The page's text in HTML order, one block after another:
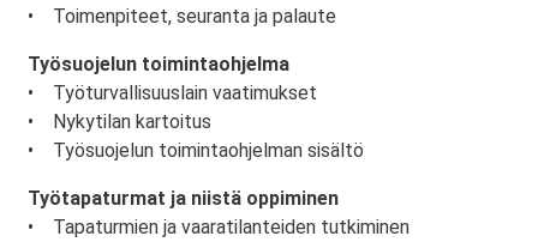
• Toimenpiteet, seuranta ja palaute
Työsuojelun toimintaohjelma
• Työturvallisuuslain vaatimukset
• Nykytilan kartoitus
• Työsuojelun toimintaohjelman sisältö
Työtapaturmat ja niistä oppiminen
• Tapaturmien ja vaaratilanteiden tutkiminen